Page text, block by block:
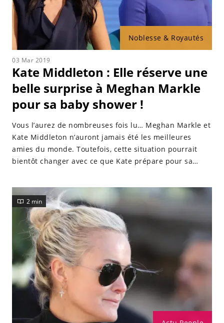
Noblesse & Royautés
03 Mar 2019
Kate Middleton : Elle réserve une
belle surprise à Meghan Markle
pour sa baby shower !
Vous l’aurez de nombreuses fois lu… Meghan Markle et
Kate Middleton n’auront jamais été les meilleures
amies du monde. Toutefois, cette situation pourrait
bientôt changer avec ce que Kate prépare pour sa
2 min